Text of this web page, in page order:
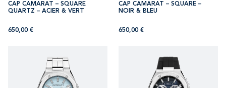
CAP CAMARAT – SQUARE
QUARTZ – ACIER & VERT
650,00 €
CAP CAMARAT – SQUARE –
NOIR & BLEU
650,00 €